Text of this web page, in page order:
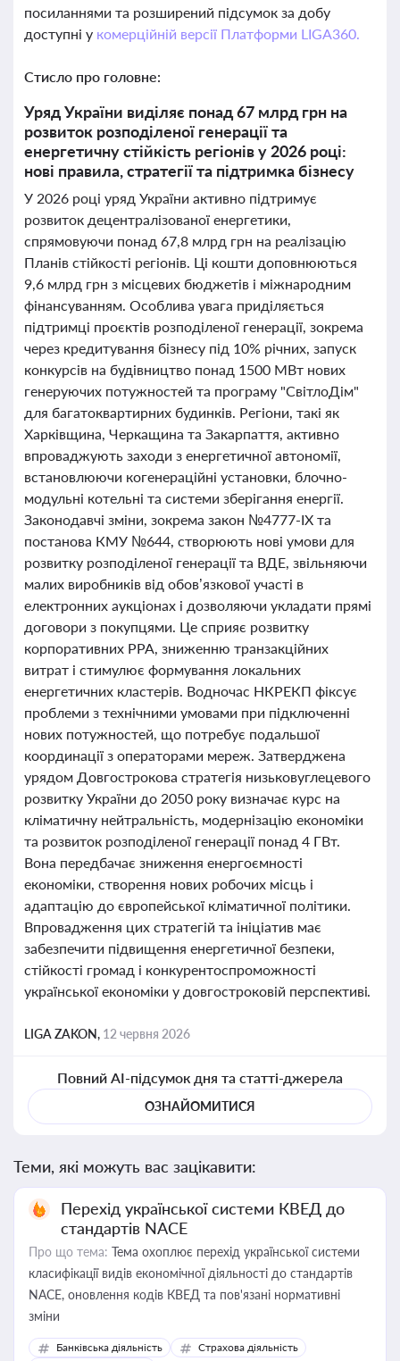
посиланнями та розширений підсумок за добу
доступні у комерційній версії Платформи LIGA360.
Стисло про головне:
Уряд України виділяє понад 67 млрд грн на
розвиток розподіленої генерації та
енергетичну стійкість регіонів у 2026 році:
нові правила, стратегії та підтримка бізнесу
У 2026 році уряд України активно підтримує
розвиток децентралізованої енергетики,
спрямовуючи понад 67,8 млрд грн на реалізацію
Планів стійкості регіонів. Ці кошти доповнюються
9,6 млрд грн з місцевих бюджетів і міжнародним
фінансуванням. Особлива увага приділяється
підтримці проєктів розподіленої генерації, зокрема
через кредитування бізнесу під 10% річних, запуск
конкурсів на будівництво понад 1500 МВт нових
генеруючих потужностей та програму "СвітлоДім"
для багатоквартирних будинків. Регіони, такі як
Харківщина, Черкащина та Закарпаття, активно
впроваджують заходи з енергетичної автономії,
встановлюючи когенераційні установки, блочно-
модульні котельні та системи зберігання енергії.
Законодавчі зміни, зокрема закон №4777-IX та
постанова КМУ №644, створюють нові умови для
розвитку розподіленої генерації та ВДЕ, звільняючи
малих виробників від обов’язкової участі в
електронних аукціонах і дозволяючи укладати прямі
договори з покупцями. Це сприяє розвитку
корпоративних PPA, зниженню транзакційних
витрат і стимулює формування локальних
енергетичних кластерів. Водночас НКРЕКП фіксує
проблеми з технічними умовами при підключенні
нових потужностей, що потребує подальшої
координації з операторами мереж. Затверджена
урядом Довгострокова стратегія низьковуглецевого
розвитку України до 2050 року визначає курс на
кліматичну нейтральність, модернізацію економіки
та розвиток розподіленої генерації понад 4 ГВт.
Вона передбачає зниження енергоємності
економіки, створення нових робочих місць і
адаптацію до європейської кліматичної політики.
Впровадження цих стратегій та ініціатив має
забезпечити підвищення енергетичної безпеки,
стійкості громад і конкурентоспроможності
української економіки у довгостроковій перспективі.
LIGA ZAKON, 12 червня 2026
Повний AI-підсумок дня та статті-джерела
ОЗНАЙОМИТИСЯ
Теми, які можуть вас зацікавити:
Перехід української системи КВЕД до
стандартів NACE
Про що тема: Тема охоплює перехід української системи
класифікації видів економічної діяльності до стандартів
NACE, оновлення кодів КВЕД та пов'язані нормативні
зміни
Банківська діяльність
Страхова діяльність